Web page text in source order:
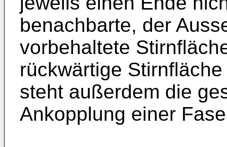
benachbarte, der
vorbehaltete
rückwärtige
steht außerdem die
Ankopplung einer